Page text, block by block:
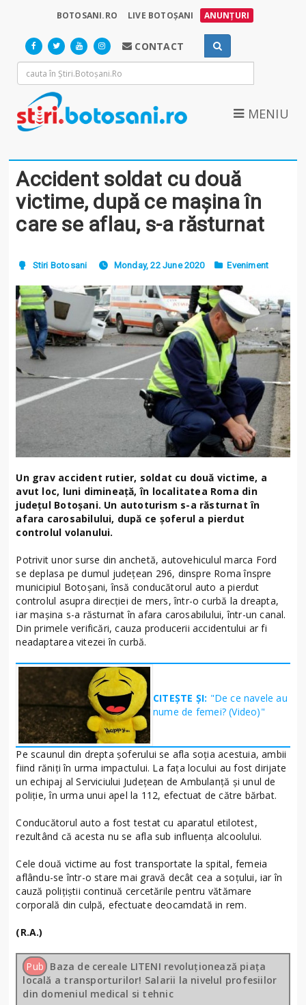
BOTOSANI.RO LIVE BOTOȘANI ANUNȚURI
CONTACT
MENIU
Accident soldat cu două
victime, după ce mașina în
care se aflau, s-a răsturnat
Stiri Botosani Monday, 22 June 2020 Eveniment
Un grav accident rutier, soldat cu două victime, a
avut loc, luni dimineață, în localitatea Roma din
județul Botoșani. Un autoturism s-a răsturnat în
afara carosabilului, după ce șoferul a pierdut
controlul volanului.
Potrivit unor surse din anchetă, autovehiculul marca Ford
se deplasa pe dumul județean 296, dinspre Roma înspre
municipiul Botoșani, însă conducătorul auto a pierdut
controlul asupra direcției de mers, într-o curbă la dreapta,
iar mașina s-a răsturnat în afara carosabilului, într-un canal.
Din primele verificări, cauza producerii accidentului ar fi
neadaptarea vitezei în curbă.
CITEȘTE ȘI: "De ce navele au
nume de femei? (Video)"
Pe scaunul din drepta șoferului se afla soția acestuia, ambii
fiind răniți în urma impactului. La fața locului au fost dirijate
un echipaj al Serviciului Județean de Ambulanță și unul de
poliție, în urma unui apel la 112, efectuat de către bărbat.
Conducătorul auto a fost testat cu aparatul etilotest,
rezultând că acesta nu se afla sub influența alcoolului.
Cele două victime au fost transportate la spital, femeia
aflându-se într-o stare mai gravă decât cea a soțului, iar în
cauză polițiștii continuă cercetările pentru vătămare
corporală din culpă, efectuate deocamdată in rem.
(R.A.)
Pub Baza de cereale LITENI revoluționează piața
locală a transporturilor! Salarii la nivelul profesiilor
din domeniul medical si tehnic